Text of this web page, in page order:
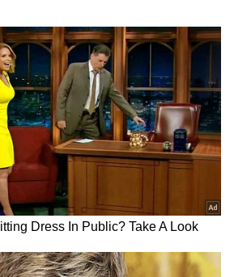
ಮಂಗಳೂರು ವಿಶ್ವವಿದ್ಯಾನಿಲಯದ
ಪದವಿ . ಕಳೆದ 12 ವರ್ಷಗಳಿಂದ
ಮಾಧ್ಯಮಗಳಲ್ಲಿ ಕೆಲಸ . ಸುದ್ದಿ ಬಿಡುಗಡೆ,
ಭಾರತ್, ಕನ್ನಡ ನ್ಯೂಸ್ ನೌ,
ಕೆಲಸ ಮಾಡಿದ ಅನುಭವ. ಈಗ ಏಷ್ಯಾನೆಟ್
. ಮನೋರಂಜನೆ, ಲೈಫ್ ಸ್ಟೈಲ್, ಟ್ರಾವೆಲ್
05:09 PM IST
India News) ಮತ್ತು ಜಗತ್ತಿನ
(
ಸುವರ್ಣ ನ್ಯೂಸ್‌ ಫಾಲೋ